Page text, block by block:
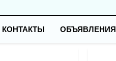
КОНТАКТЫ ОБЪЯВЛЕНИЯ